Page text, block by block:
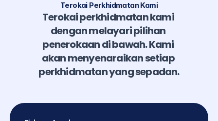
Terokai Perkhidmatan Kami
Terokai perkhidmatan kami
dengan melayari pilihan
penerokaan di bawah. Kami
akan menyenaraikan setiap
perkhidmatan yang sepadan.